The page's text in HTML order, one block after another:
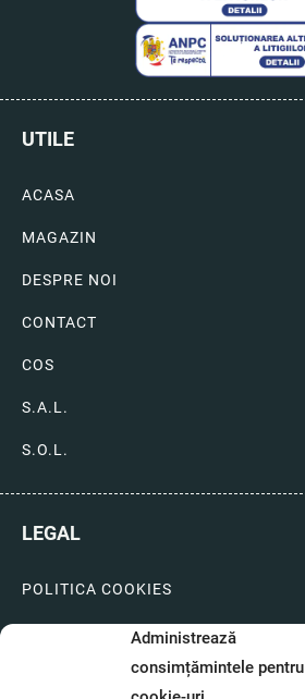
Administrează
consimțămintele pentru
UTILE
ACASA
MAGAZIN
DESPRE NOI
CONTACT
COS
S.A.L.
S.O.L.
LEGAL
POLITICA COOKIES
LIVRARI SI PLATI
GARANTIE SI SERVICE